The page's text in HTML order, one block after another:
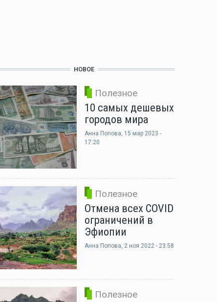
НОВОЕ
Полезное
10 самых дешевых
городов мира
Анна Попова, 15 мар 2023 -
17:20
Полезное
Отмена всех COVID
ограничений в
Эфиопии
Анна Попова, 2 ноя 2022 - 23:58
Полезное